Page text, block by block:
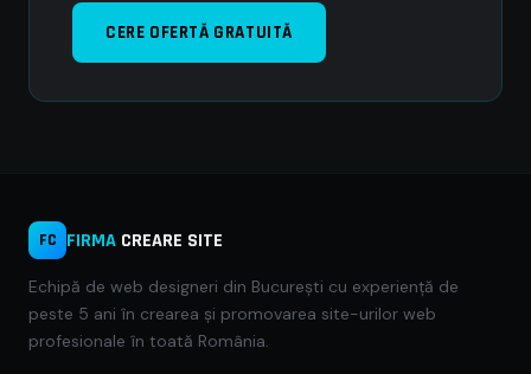
CERE OFERTĂ GRATUITĂ
FC FIRMA CREARE SITE
Echipă de web designeri din București cu experiență de
peste 5 ani în crearea și promovarea site-urilor web
profesionale în toată România.